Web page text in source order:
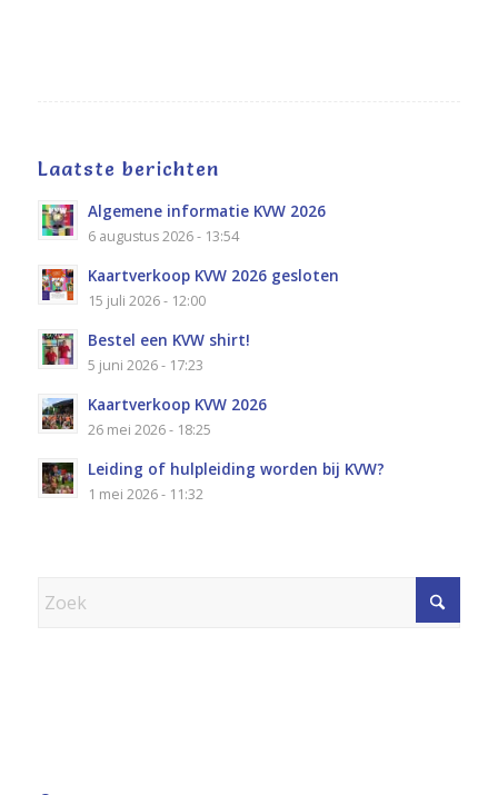
Laatste berichten
Algemene informatie KVW 2026
6 augustus 2026 - 13:54
Kaartverkoop KVW 2026 gesloten
15 juli 2026 - 12:00
Bestel een KVW shirt!
5 juni 2026 - 17:23
Kaartverkoop KVW 2026
26 mei 2026 - 18:25
Leiding of hulpleiding worden bij KVW?
1 mei 2026 - 11:32